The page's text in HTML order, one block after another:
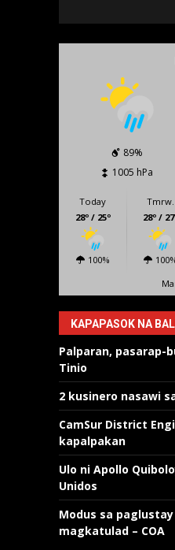
89%
1005 hPa
Today
28º / 25º
100%
Tmrw.
28º /
KAPAPASOK NA
Palparan, pasarap-
Tinio
2 kusinero nasawi
CamSur District
kapalpakan
Ulo ni Apollo
Unidos
Modus sa paglustay
magkatulad – COA